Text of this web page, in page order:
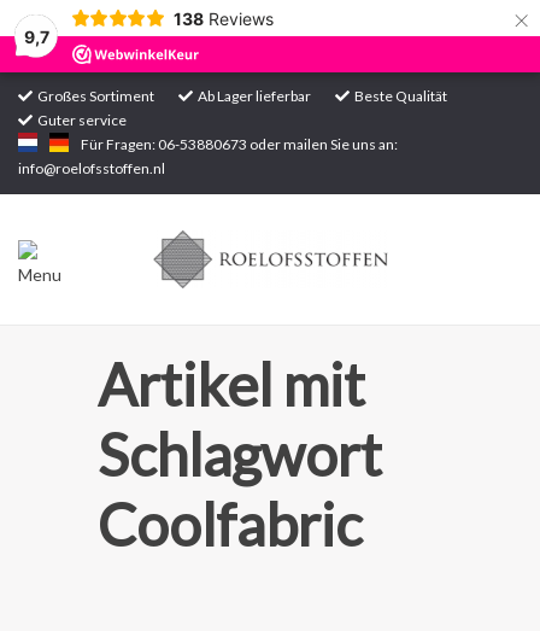
9,7
138 Reviews ×
Großes Sortiment Ab Lager lieferbar
Beste Qualität
Guter service
Für Fragen: 06-53880673 oder mailen Sie uns an:
info@roelofsstoffen.nl
Startseite
Sortiment
Artikel mit
Schlagwort
Coolfabric